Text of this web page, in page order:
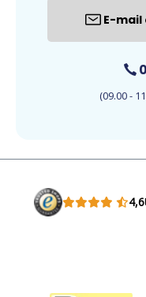
E-mail
(09.00 -
4,6